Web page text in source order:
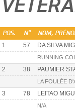
POS. N° NOM,
1 57 DA SILVA
RUNNING
2 38 PAUMIER
LA FOULÉE
3 78 LEITAO
N/A